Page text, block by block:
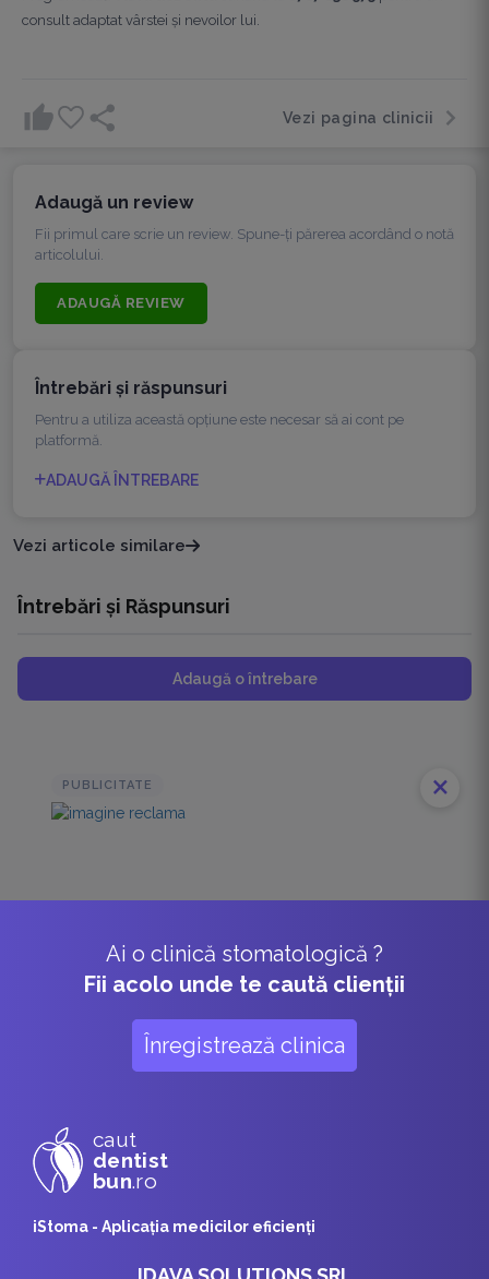
consult adaptat vârstei și nevoilor lui.
Vezi pagina clinicii
Adaugă un review
Fii primul care scrie un review. Spune-ți părerea acordând o notă
articolului.
ADAUGĂ REVIEW
Întrebări şi răspunsuri
Pentru a utiliza această opțiune este necesar să ai cont pe
platformă.
ADAUGĂ ÎNTREBARE
Vezi articole similare
Întrebări și Răspunsuri
Adaugă o întrebare
PUBLICITATE close
Ai o clinică stomatologică ?
Fii acolo unde te caută clienții
Înregistrează clinica
caut
dentist
bun.ro
iStoma - Aplicaţia medicilor eficienţi